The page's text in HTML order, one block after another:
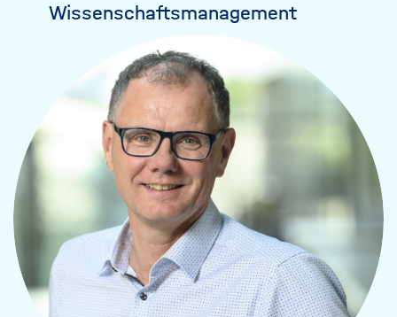
Wissenschaftsmanagement